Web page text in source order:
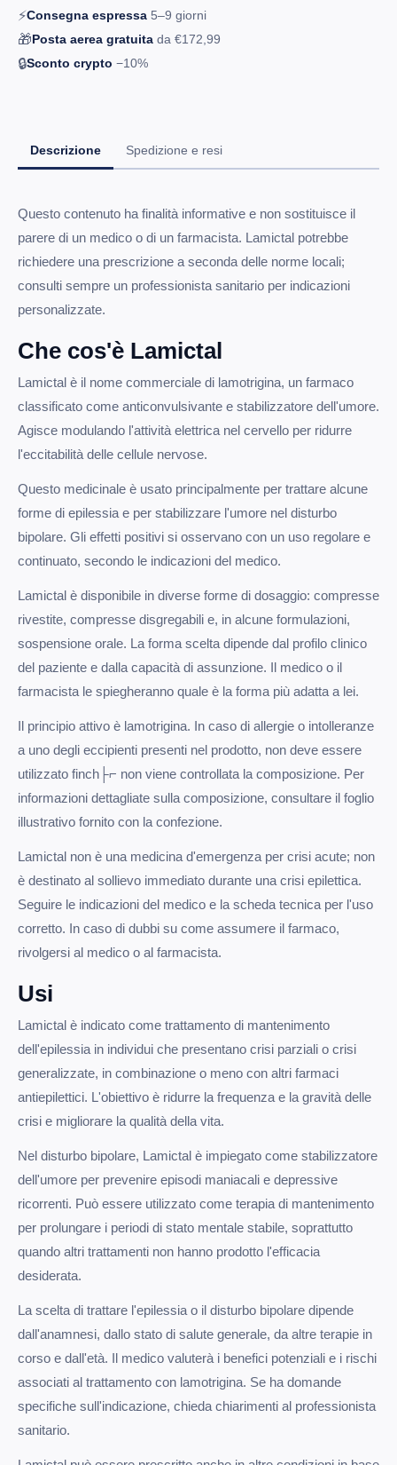
⚡Consegna espressa 5–9 giorni
🎁Posta aerea gratuita da €172,99
🔒Sconto crypto −10%
Descrizione Spedizione e resi
Questo contenuto ha finalità informative e non sostituisce il
parere di un medico o di un farmacista. Lamictal potrebbe
richiedere una prescrizione a seconda delle norme locali;
consulti sempre un professionista sanitario per indicazioni
personalizzate.
Che cos'è Lamictal
Lamictal è il nome commerciale di lamotrigina, un farmaco
classificato come anticonvulsivante e stabilizzatore dell'umore.
Agisce modulando l'attività elettrica nel cervello per ridurre
l'eccitabilità delle cellule nervose.
Questo medicinale è usato principalmente per trattare alcune
forme di epilessia e per stabilizzare l'umore nel disturbo
bipolare. Gli effetti positivi si osservano con un uso regolare e
continuato, secondo le indicazioni del medico.
Lamictal è disponibile in diverse forme di dosaggio: compresse
rivestite, compresse disgregabili e, in alcune formulazioni,
sospensione orale. La forma scelta dipende dal profilo clinico
del paziente e dalla capacità di assunzione. Il medico o il
farmacista le spiegheranno quale è la forma più adatta a lei.
Il principio attivo è lamotrigina. In caso di allergie o intolleranze
a uno degli eccipienti presenti nel prodotto, non deve essere
utilizzato finch├⌐ non viene controllata la composizione. Per
informazioni dettagliate sulla composizione, consultare il foglio
illustrativo fornito con la confezione.
Lamictal non è una medicina d'emergenza per crisi acute; non
è destinato al sollievo immediato durante una crisi epilettica.
Seguire le indicazioni del medico e la scheda tecnica per l'uso
corretto. In caso di dubbi su come assumere il farmaco,
rivolgersi al medico o al farmacista.
Usi
Lamictal è indicato come trattamento di mantenimento
dell'epilessia in individui che presentano crisi parziali o crisi
generalizzate, in combinazione o meno con altri farmaci
antiepilettici. L'obiettivo è ridurre la frequenza e la gravità delle
crisi e migliorare la qualità della vita.
Nel disturbo bipolare, Lamictal è impiegato come stabilizzatore
dell'umore per prevenire episodi maniacali e depressive
ricorrenti. Può essere utilizzato come terapia di mantenimento
per prolungare i periodi di stato mentale stabile, soprattutto
quando altri trattamenti non hanno prodotto l'efficacia
desiderata.
La scelta di trattare l'epilessia o il disturbo bipolare dipende
dall'anamnesi, dallo stato di salute generale, da altre terapie in
corso e dall'età. Il medico valuterà i benefici potenziali e i rischi
associati al trattamento con lamotrigina. Se ha domande
specifiche sull'indicazione, chieda chiarimenti al professionista
sanitario.